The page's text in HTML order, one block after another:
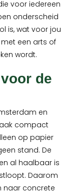
voor iedereen
onderscheid
is, wat voor jou
een arts of
wordt.
de
en
compact
op papier
stand. De
al haalbaar is
Daarom
naar concrete